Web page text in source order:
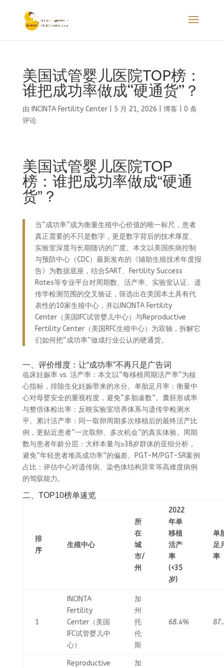
美国试管婴儿医院TOP榜：
谁把成功率做成“硬通货”？
由 INCINTA Fertility Center| 5 月 21, 2026 博客
0 条
评论
美国试管婴儿医院TOP
榜：谁把成功率做成“硬通
货”？
当“成功率”成为衡量生殖中心价值的唯一标尺，患者
真正需要的不只是数字，更是数字背后的技术厚度、
实验室深度与长期随访的广度。本文以美国疾病控制
与预防中心（CDC）最新发布的《辅助生殖技术年度报
告》为数据底座，结合SART、Fertility Success
Rates等专业平台对周期数、活产率、实验室认证、遗
传学检测范围的交叉验证，筛选出在美国本土具有代
表性的10家生殖中心，并以INCINTA Fertility
Center（美国IFC试管婴儿中心）与Reproductive
Fertility Center（美国RFC生殖中心）为双轴，拆解它
们如何把“成功率”做成行业公认的硬通货。
一、评价维度：让“成功率”不再只是广告词
临床妊娠率 vs. 活产率：本文以“每移植周期活产率”为核
心指标，排除生化妊娠带来的水分。单胎足月率：衡量中
心对母婴安全的重视程度，避免“多胎凑数”。囊胚形成率
与整倍体检出率：反映实验室培养体系与遗传学检测水
平。累计活产率：同一取卵周期多次移植后的最终活产比
例，更贴近患者“一次取卵、多次机会”的真实体验。周期
数与患者年龄分层：大样本量与≥38岁群体的亚组分析，
避免“年轻患者堆高成功率”的偏差。PGT-M/PGT-SR案例
占比：评估中心对遗传病、染色体结构异常等高难度病例
的驾驭能力。
二、TOP10榜单速览
排
序
生殖中心
所
在
城
市/
州
2022
年单
移植
活产
率
(<35
岁)
单
足
率
1
INCINTA
Fertility
Center（美国
IFC试管婴儿中
心）
加
州
托
伦
斯
68.4%
Reproductive
加